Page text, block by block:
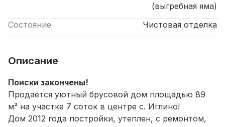
(выгребная яма)
Состояние
Чистовая отделка
Описание
Поиски закончены!
Продается уютный брусовой дом площадью 89
м² на участке 7 соток в центре с. Иглино!
Дом 2012 года постройки, утеплен, с ремонтом,